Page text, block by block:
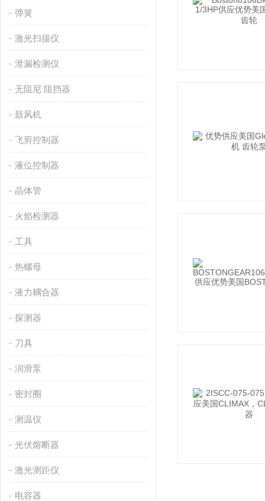
弹簧
激光扫描仪
泄漏检测仪
无阻尼 阻挡器
鼓风机
飞剪控制器
液位控制器
晶体管
火焰检测器
工具
热螺母
液力耦合器
探测器
刀具
润滑泵
密封圈
测温仪
光伏熔断器
激光测距仪
电容器